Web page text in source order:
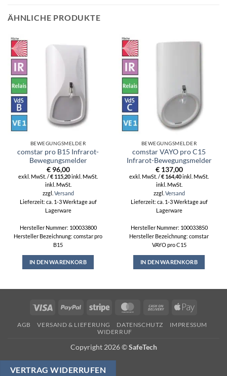
ÄHNLICHE PRODUKTE
BEWEGUNGSMELDER
comstar pro B15 Infrarot-
Bewegungsmelder
€96,00
exkl. MwSt. /€ 115,20inkl. MwSt.
inkl. MwSt.
zzgl. Versand
Lieferzeit: ca. 1-3 Werktage auf
Lagerware
Hersteller Nummer: 100033800
Hersteller Bezeichnung: comstar pro
B15
IN DEN WARENKORB
BEWEGUNGSMELDER
comstar VAYO pro C15
Infrarot-Bewegungsmelder
€137,00
exkl. MwSt. /€ 164,40inkl. MwSt.
inkl. MwSt.
zzgl. Versand
Lieferzeit: ca. 1-3 Werktage auf
Lagerware
Hersteller Nummer: 100033850
Hersteller Bezeichnung: comstar
VAYO pro C15
IN DEN WARENKORB
Visa PayPal Stripe MasterCardCash
Delivery
Apple
AGB VERSAND & LIEFERUNG DATENSCHUTZ
IMPRESSUM
WIDERRUF
Copyright 2026 ©SafeTech
VERTRAG WIDERRUFEN